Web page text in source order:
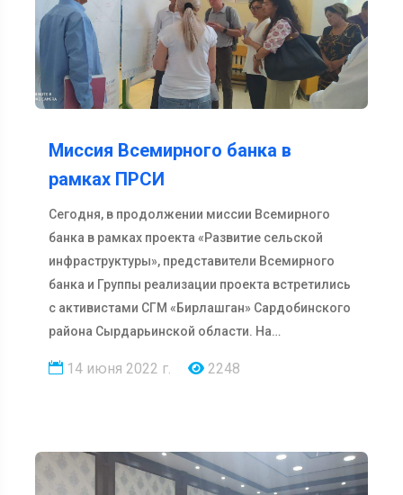
Миссия Всемирного банка в
рамках ПРСИ
Сегодня, в продолжении миссии Всемирного
банка в рамках проекта «Развитие сельской
инфраструктуры», представители Всемирного
банка и Группы реализации проекта встретились
с активистами СГМ «Бирлашган» Сардобинского
района Сырдарьинской области. На…
14 июня 2022 г. 2248